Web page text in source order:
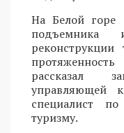
На Белой горе
рассказал
управляющей
специалист
туризму.